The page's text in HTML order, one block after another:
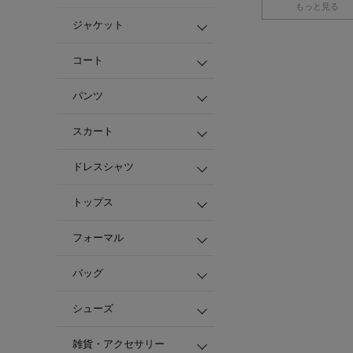
ジャケット
コート
パンツ
スカート
ドレスシャツ
トップス
フォーマル
バッグ
シューズ
雑貨・アクセサリー
もっと見る